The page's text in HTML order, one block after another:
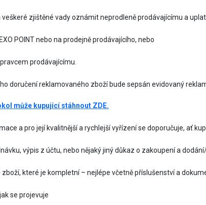
veškeré zjištěné vady oznámit neprodleně prodávajícímu a
POINT nebo na prodejně prodávajícího, nebo
prodávajícímu.
doručení reklamovaného zboží bude sepsán evidovaný
může kupující stáhnout ZDE.
a pro její kvalitnější a rychlejší vyřízení se doporučuje, ať
výpis z účtu, nebo nějaký jiný důkaz o zakoupení a
které je kompletní – nejlépe včetně příslušenství a
se projevuje